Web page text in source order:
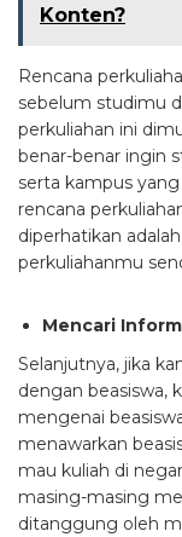
Konten?
Rencana
sebelum studimu
perkuliahan ini
benar-benar ingin
serta kampus
rencana
diperhatikan
perkuliahanmu
Mencari
Selanjutnya, jika
dengan beasiswa,
mengenai
menawarkan
mau kuliah di
masing-masing
ditanggung oleh